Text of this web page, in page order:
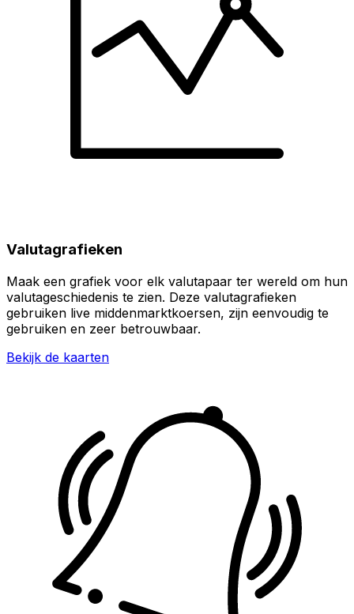
Valutagrafieken
Maak een grafiek voor elk valutapaar ter wereld om hun
valutageschiedenis te zien. Deze valutagrafieken
gebruiken live middenmarktkoersen, zijn eenvoudig te
gebruiken en zeer betrouwbaar.
Bekijk de kaarten